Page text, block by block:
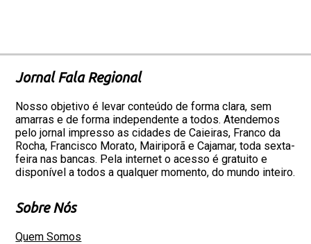
Jornal Fala Regional
Nosso objetivo é levar conteúdo de forma clara, sem
amarras e de forma independente a todos. Atendemos
pelo jornal impresso as cidades de Caieiras, Franco da
Rocha, Francisco Morato, Mairiporã e Cajamar, toda sexta-
feira nas bancas. Pela internet o acesso é gratuito e
disponível a todos a qualquer momento, do mundo inteiro.
Sobre Nós
Quem Somos